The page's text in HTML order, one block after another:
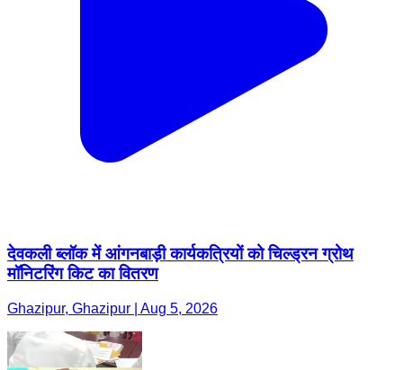
देवकली ब्लॉक में आंगनबाड़ी कार्यकत्रियों को चिल्ड्रन ग्रोथ
मॉनिटरिंग किट का वितरण
Ghazipur, Ghazipur | Aug 5, 2026